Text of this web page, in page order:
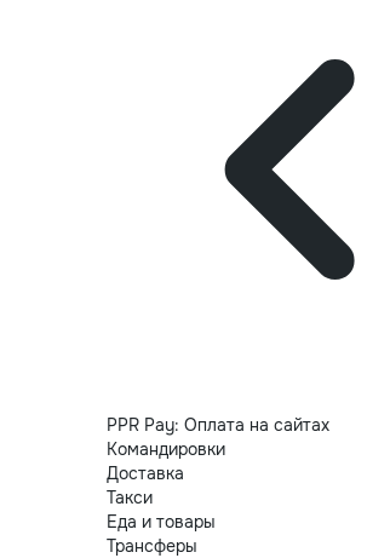
PPR Pay: Оплата на сайтах
Командировки
Доставка
Такси
Еда и товары
Трансферы